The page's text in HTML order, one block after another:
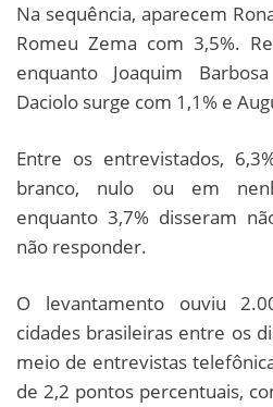
Na sequência, aparecem
Romeu Zema com 3,5%.
enquanto Joaquim
Daciolo surge com 1,1% e
Entre os entrevistados,
branco, nulo ou em
enquanto 3,7% disseram
não responder.
O levantamento ouviu
cidades brasileiras entre os
meio de entrevistas
de 2,2 pontos percentuais,